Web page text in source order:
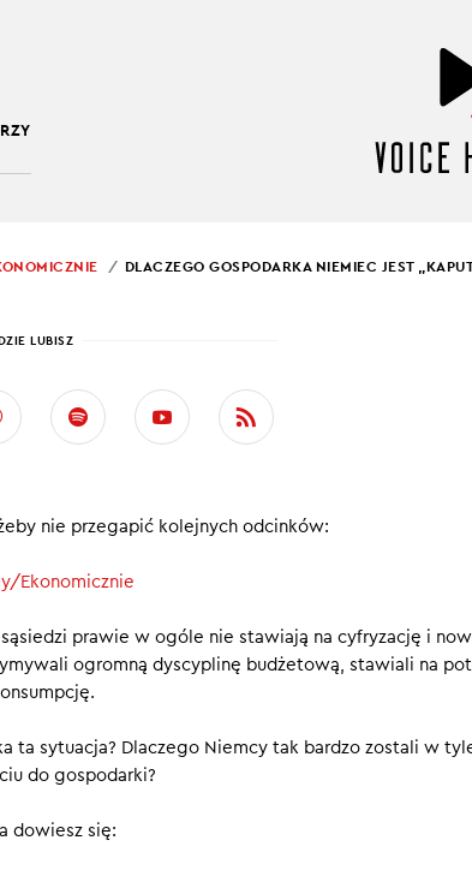
PROWADZĄCY:
DLACZEGO
NIEMIEC JEST
motoryzacji przekroczył 50 pkt — to wciąż
DLACZEGO GOSPODARKA NIEMIEC JEST
LUBISZ
żeby nie przegapić kolejnych odcinków:
Ekonomicznie
sąsiedzi prawie w ogóle nie stawiają na cyfryzację i
ogromną dyscyplinę budżetową, stawiali na
ta sytuacja? Dlaczego Niemcy tak bardzo zostali w
do gospodarki?
dowiesz się: